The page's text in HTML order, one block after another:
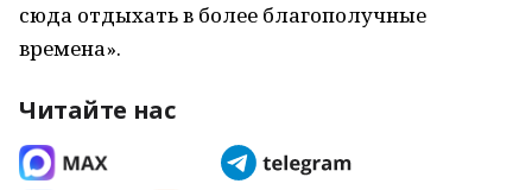
сюда отдыхать в более благополучные
времена».
Читайте нас